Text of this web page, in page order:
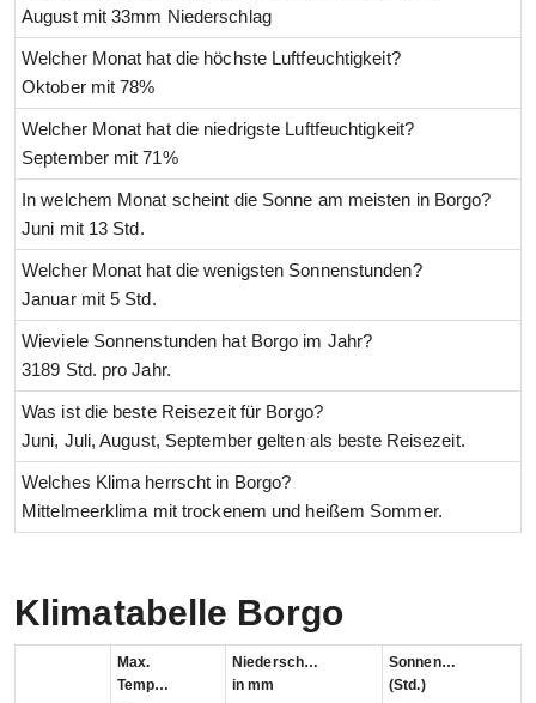
August mit 33mm Niederschlag
Welcher Monat hat die höchste Luftfeuchtigkeit?
Oktober mit 78%
Welcher Monat hat die niedrigste Luftfeuchtigkeit?
September mit 71%
In welchem Monat scheint die Sonne am meisten in Borgo?
Juni mit 13 Std.
Welcher Monat hat die wenigsten Sonnenstunden?
Januar mit 5 Std.
Wieviele Sonnenstunden hat Borgo im Jahr?
3189 Std. pro Jahr.
Was ist die beste Reisezeit für Borgo?
Juni, Juli, August, September gelten als beste Reisezeit.
Welches Klima herrscht in Borgo?
Mittelmeerklima mit trockenem und heißem Sommer.
Klimatabelle Borgo
Max.
Temperatur
Niederschlag
in mm
Sonnenstunden
(Std.)